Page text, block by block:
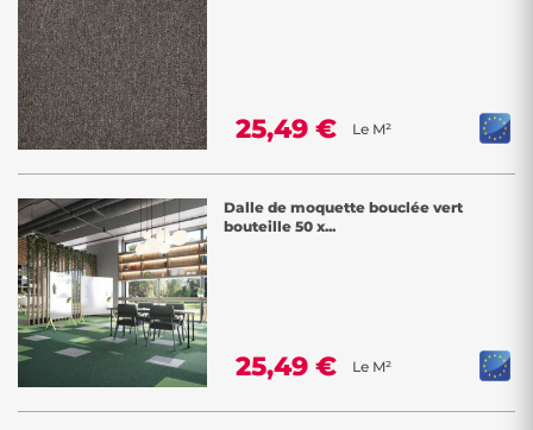
25,49 € Le M²
Dalle de moquette bouclée vert
bouteille 50 x...
25,49 € Le M²